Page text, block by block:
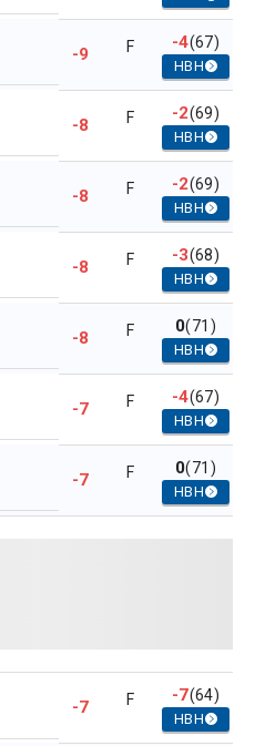
-9 F -4(67)
HBH
-8 F -2(69)
HBH
-8 F -2(69)
HBH
-8 F -3(68)
HBH
-8 F 0(71)
HBH
-7 F -4(67)
HBH
-7 F 0(71)
HBH
-7 F -7(64)
HBH